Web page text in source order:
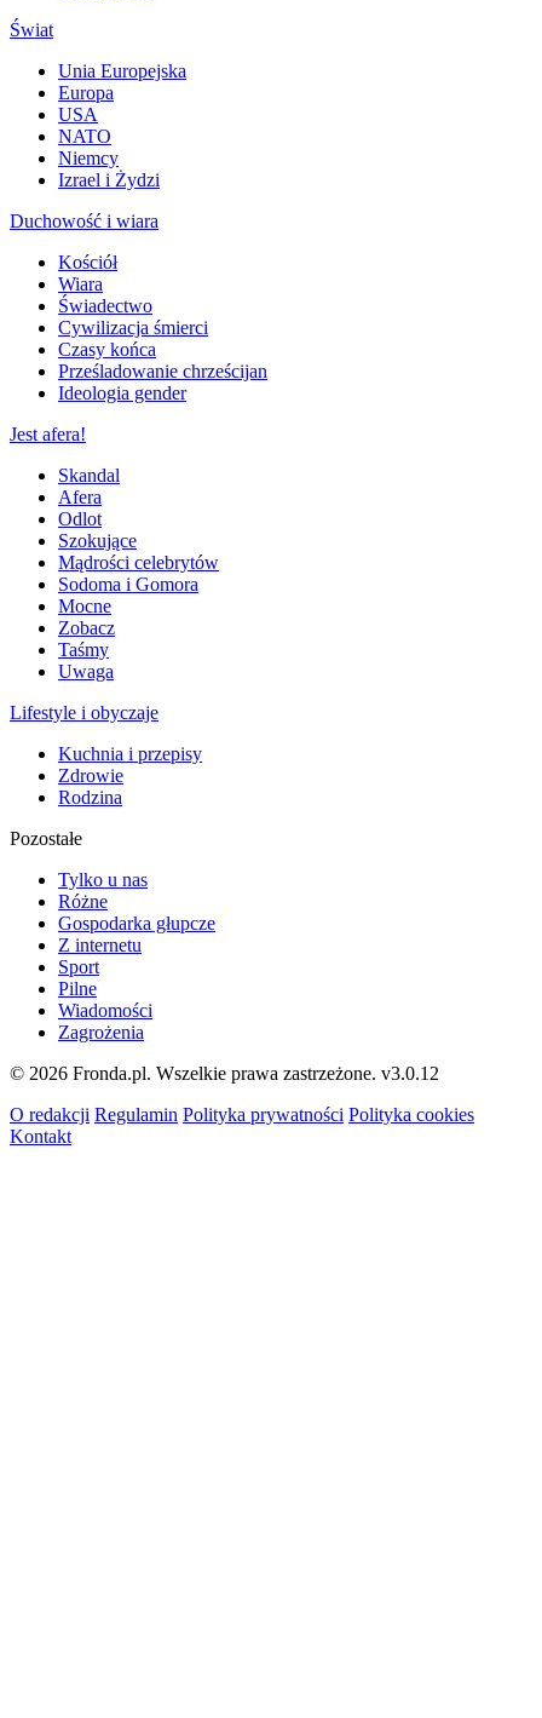
Świat
Unia Europejska
Europa
USA
NATO
Niemcy
Izrael i Żydzi
Duchowość i wiara
Kościół
Wiara
Świadectwo
Cywilizacja śmierci
Czasy końca
Prześladowanie chrześcijan
Ideologia gender
Jest afera!
Skandal
Afera
Odlot
Szokujące
Mądrości celebrytów
Sodoma i Gomora
Mocne
Zobacz
Taśmy
Uwaga
Lifestyle i obyczaje
Kuchnia i przepisy
Zdrowie
Rodzina
Pozostałe
Tylko u nas
Różne
Gospodarka głupcze
Z internetu
Sport
Pilne
Wiadomości
Zagrożenia
© 2026 Fronda.pl. Wszelkie prawa zastrzeżone. v3.0.12
O redakcji Regulamin Polityka prywatności Polityka cookies
Kontakt